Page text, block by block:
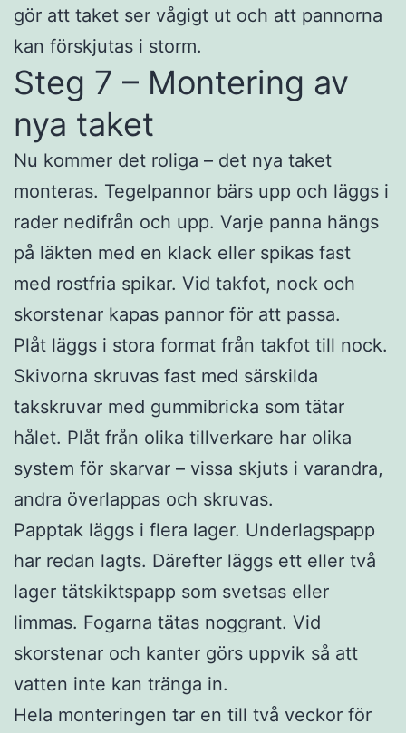
gör att taket ser vågigt ut och att pannorna
kan förskjutas i storm.
Steg 7 – Montering av
nya taket
Nu kommer det roliga – det nya taket
monteras. Tegelpannor bärs upp och läggs i
rader nedifrån och upp. Varje panna hängs
på läkten med en klack eller spikas fast
med rostfria spikar. Vid takfot, nock och
skorstenar kapas pannor för att passa.
Plåt läggs i stora format från takfot till nock.
Skivorna skruvas fast med särskilda
takskruvar med gummibricka som tätar
hålet. Plåt från olika tillverkare har olika
system för skarvar – vissa skjuts i varandra,
andra överlappas och skruvas.
Papptak läggs i flera lager. Underlagspapp
har redan lagts. Därefter läggs ett eller två
lager tätskiktspapp som svetsas eller
limmas. Fogarna tätas noggrant. Vid
skorstenar och kanter görs uppvik så att
vatten inte kan tränga in.
Hela monteringen tar en till två veckor för